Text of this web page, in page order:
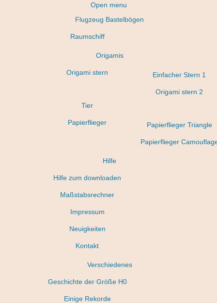
Open menu
Flugzeug Bastelbögen
Raumschiff
Origamis
Origami stern Einfacher Stern 1
Origami stern 2
Tier
Papierflieger Papierflieger Triangle
Papierflieger
Hilfe
Hilfe zum downloaden
Maßstabsrechner
Impressum
Neuigkeiten
Kontakt
Verschiedenes
Geschichte der Größe H0
Einige Rekorde